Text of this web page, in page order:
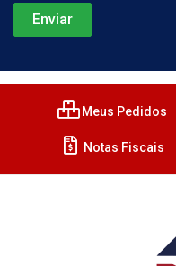
Meus Pedidos
Notas Fiscais